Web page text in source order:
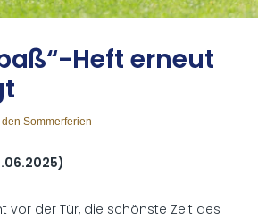
Heft er­neut
Sommerferien
vor der Tür, die schönste Zeit des